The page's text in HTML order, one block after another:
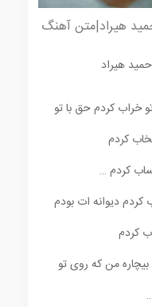
هیراد|متن آهنگ
هیراد
خراب کردم حق با تو
کردم
کردم …
دیوانه ات بودم
کردم
من که روی تو